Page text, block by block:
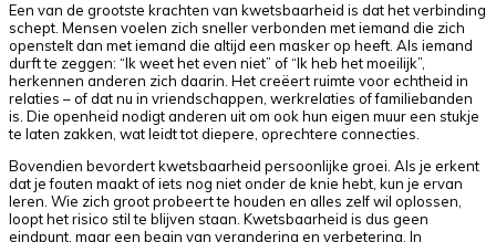
Een van de grootste krachten van kwetsbaarheid is dat het verbinding
schept. Mensen voelen zich sneller verbonden met iemand die zich
openstelt dan met iemand die altijd een masker op heeft. Als iemand
durft te zeggen: “Ik weet het even niet” of “Ik heb het moeilijk”,
herkennen anderen zich daarin. Het creëert ruimte voor echtheid in
relaties – of dat nu in vriendschappen, werkrelaties of familiebanden
is. Die openheid nodigt anderen uit om ook hun eigen muur een stukje
te laten zakken, wat leidt tot diepere, oprechtere connecties.
Bovendien bevordert kwetsbaarheid persoonlijke groei. Als je erkent
dat je fouten maakt of iets nog niet onder de knie hebt, kun je ervan
leren. Wie zich groot probeert te houden en alles zelf wil oplossen,
loopt het risico stil te blijven staan. Kwetsbaarheid is dus geen
eindpunt, maar een begin van verandering en verbetering. In